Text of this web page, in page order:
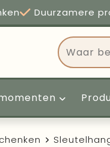
Duurzamere